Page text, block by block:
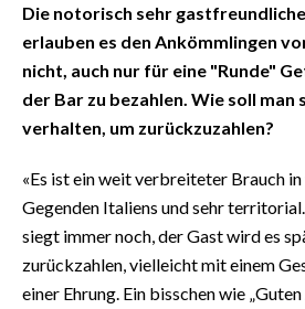
Die notorisch sehr
erlauben es den Ankömmlingen
nicht, auch nur für eine "Runde"
der Bar zu bezahlen. Wie soll man
verhalten, um zurückzuzahlen?
«Es ist ein weit verbreiteter Brauch in
Gegenden Italiens und sehr
siegt immer noch, der Gast wird es
zurückzahlen, vielleicht mit einem
einer Ehrung. Ein bisschen wie